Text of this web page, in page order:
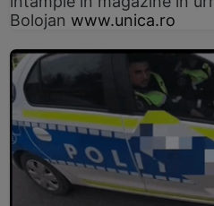
Bolojan www.unica.ro